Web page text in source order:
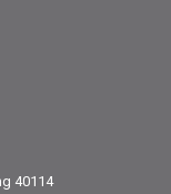
40114